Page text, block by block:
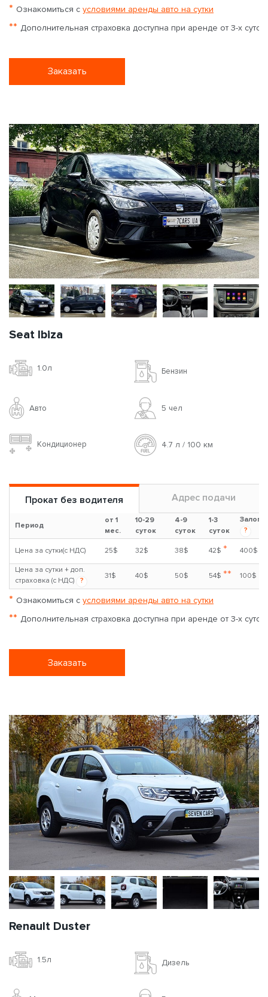
* Ознакомиться с условиями аренды авто на сутки
** Дополнительная страховка доступна при аренде от 3-х суток
Заказать
Seat Ibiza
1.0л Бензин
Авто 5 чел
Кондиционер 4.7 л / 100 км
Прокат без водителя Адрес подачи
Период
от 1
мес.
10-29
суток
4-9
суток
1-3
суток
Залог
?
Цена за сутки(с НДС) 25$ 32$ 38$ 42$ * 400$
Цена за сутки + доп.
страховка (с НДС)
?
31$ 40$ 50$ 54$ ** 100$
* Ознакомиться с условиями аренды авто на сутки
** Дополнительная страховка доступна при аренде от 3-х суток
Заказать
Renault Duster
1.5л Дизель